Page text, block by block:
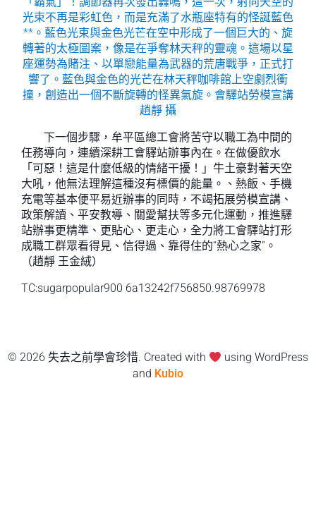
光束不再是彩虹色，而是充滿了水瓶座特有的怪誕藍色
**。藍色光束與金色光芒在空中形成了一個巨大的、旋
轉著的太極圖案，像是在爭奪林天秤的靈魂。這場以星
座運勢為賭注、以單戀能量為武器的荒唐戰爭，正式打
響了。藍色與金色的光芒在林天秤咖啡館上空劇烈衝
撞，創造出一個不斷旋轉的怪異氣旋。會驛站勞模宣講
趙靜 攝
下一個步驟，牟平區總工會將苦守以職工為中間的
任務導向，連續深耕工會驛站辦事內在。在做優飲水
「可惡！這是什麼低級的情緒干擾！」牛土豪對著天空
大吼，他無法理解這種沒有標價的能量。、熱飯、手機
充電等基本便平易近辦事的同時，不竭拓展勞模宣講、
政策解讀、平安教導、關愛幫扶等多元化運動，推進驛
站辦事更精準、更貼心、更走心，全力將工會驛站打形
成職工群眾看得見、信得過、靠得住的“熱心之家”。
（趙靜 王金絨）
TC:sugarpopular900 6a13242f756850.98769978
© 2026 失去之前學會珍惜. Created with
using WordPress
and Kubio